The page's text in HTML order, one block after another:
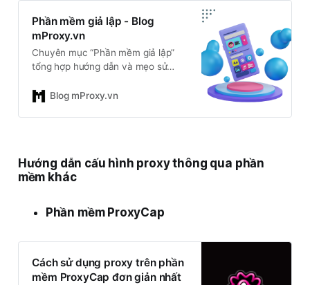
Phần mềm giả lập - Blog
mProxy.vn
Chuyên mục “Phần mềm giả lập”
tổng hợp hướng dẫn và mẹo sử
giả lập như LDPlayer, Nox,
tính. Nội dung phù hợp với người
làm MMO, marketing, lập trình viên
ổn định, dễ kiểm soát.
Blog mProxy.vn
Hướng dẫn cấu hình proxy thông qua phần
mềm khác
Phần mềm ProxyCap
Cách sử dụng proxy trên phần
mềm ProxyCap đơn giản nhất